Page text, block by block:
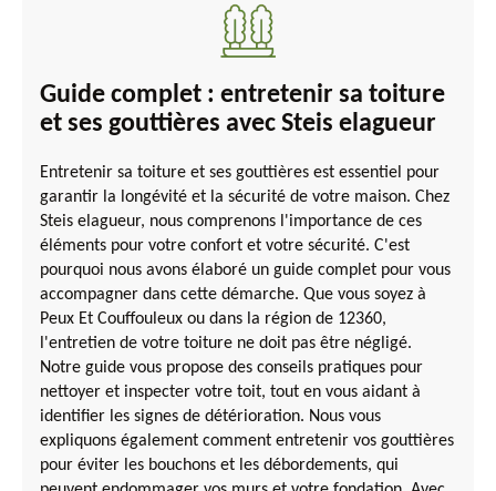
Guide complet : entretenir sa toiture
et ses gouttières avec Steis elagueur
Entretenir sa toiture et ses gouttières est essentiel pour
garantir la longévité et la sécurité de votre maison. Chez
Steis elagueur, nous comprenons l'importance de ces
éléments pour votre confort et votre sécurité. C'est
pourquoi nous avons élaboré un guide complet pour vous
accompagner dans cette démarche. Que vous soyez à
Peux Et Couffouleux ou dans la région de 12360,
l'entretien de votre toiture ne doit pas être négligé.
Notre guide vous propose des conseils pratiques pour
nettoyer et inspecter votre toit, tout en vous aidant à
identifier les signes de détérioration. Nous vous
expliquons également comment entretenir vos gouttières
pour éviter les bouchons et les débordements, qui